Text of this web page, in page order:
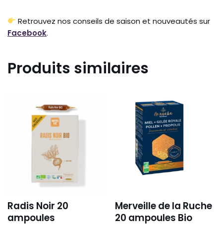
Retrouvez nos conseils de saison et nouveautés sur
Facebook.
Produits similaires
Radis Noir 20
ampoules
Merveille de la Ruche
20 ampoules Bio